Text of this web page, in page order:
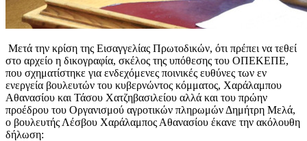
Μετά την κρίση της Εισαγγελίας Πρωτοδικών, ότι πρέπει να τεθεί
στο αρχείο η δικογραφία, σκέλος της υπόθεσης του ΟΠΕΚΕΠΕ,
που σχηματίστηκε για ενδεχόμενες ποινικές ευθύνες των εν
ενεργεία βουλευτών του κυβερνώντος κόμματος, Χαράλαμπου
Αθανασίου και Τάσου Χατζηβασιλείου αλλά και του πρώην
προέδρου του Οργανισμού αγροτικών πληρωμών Δημήτρη Μελά,
ο βουλευτής Λέσβου Χαράλαμπος Αθανασίου έκανε την ακόλουθη
δήλωση: